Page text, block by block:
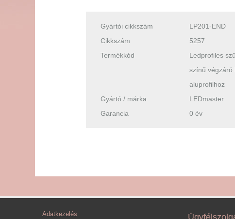
Gyártói cikkszám
LP201-END
Cikkszám
5257
Termékkód
Ledprofiles
színű végzáró
aluprofilhoz
Gyártó / márka
LEDmaster
Garancia
0 év
Adatkezelés